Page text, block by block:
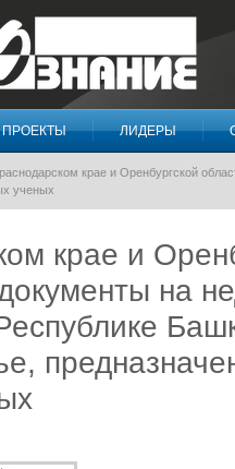
ЛИДЕРЫ
крае и Оренбургской
ученых
крае и
на